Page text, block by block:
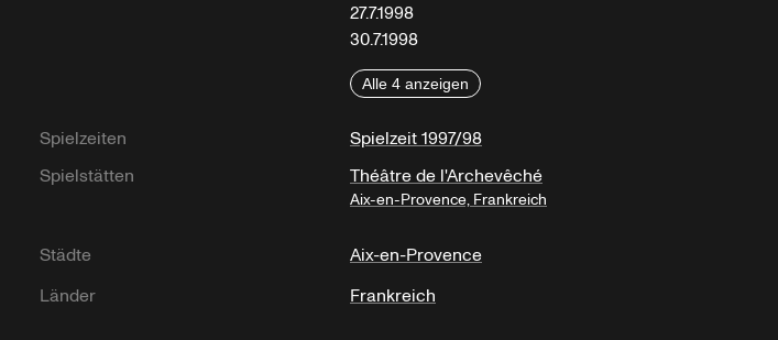
27.7.1998
30.7.1998
Alle 4 anzeigen
Spielzeiten
Spielzeit 1997/98
Spielstätten
Théâtre de l'Archevêché
Aix-en-Provence, Frankreich
Städte
Aix-en-Provence
Länder
Frankreich